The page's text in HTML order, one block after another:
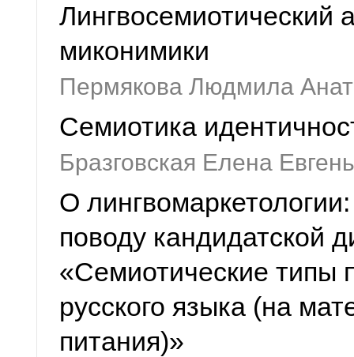
Лингвосемиотический
миконимики
Пермякова Людмила
Семиотика
Бразговская Елена
О
поводу кандидатской
«Семиотические типы
русского языка (на
питания)»